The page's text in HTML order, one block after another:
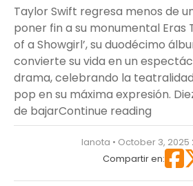
Taylor Swift regresa menos de
poner fin a su monumental Eras
of a Showgirl’, su duodécimo
convierte su vida en un
drama, celebrando la
pop en su máxima expresión.
de bajarContinue reading
lanota • October 3, 2025
Compartir en: